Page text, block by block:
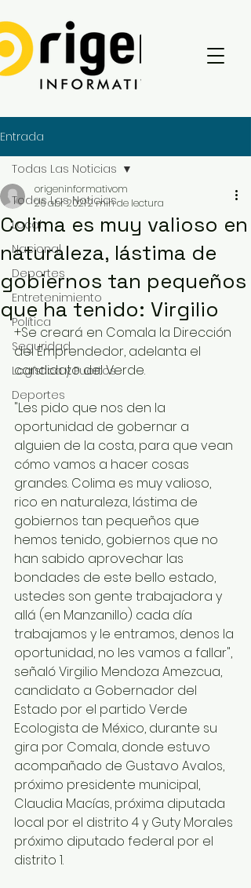
Entrada
Todas Las Noticias
Local
Nacional
Deportes
Entretenimiento
Política
Seguridad
Logística y Puertos
Deportes
Todas Las Noticias
Colima es muy valioso en
naturaleza, lástima de
gobiernos tan pequeños
que ha tenido: Virgilio
origeninformativom
26 abr 20212 min de lectura
+Se creará en Comala la Dirección
del Emprendedor, adelanta el
candidato del Verde.
"Les pido que nos den la
oportunidad de gobernar a
alguien de la costa, para que vean
cómo vamos a hacer cosas
grandes. Colima es muy valioso,
rico en naturaleza, lástima de
gobiernos tan pequeños que
hemos tenido, gobiernos que no
han sabido aprovechar las
bondades de este bello estado,
ustedes son gente trabajadora y
allá (en Manzanillo) cada día
trabajamos y le entramos, denos la
oportunidad, no les vamos a fallar",
señaló Virgilio Mendoza Amezcua,
candidato a Gobernador del
Estado por el partido Verde
Ecologista de México, durante su
gira por Comala, donde estuvo
acompañado de Gustavo Avalos,
próximo presidente municipal,
Claudia Macías, próxima diputada
local por el distrito 4 y Guty Morales
próximo diputado federal por el
distrito 1.